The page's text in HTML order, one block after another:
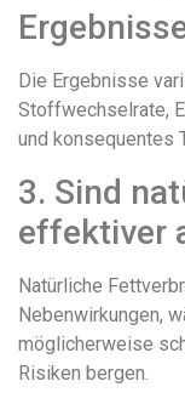
Die Ergebnisse
Stoffwechselrate,
und konsequentes
3. Sind
effektiver
Natürliche
Nebenwirkungen,
möglicherweise
Risiken bergen.